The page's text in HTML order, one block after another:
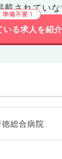
載されてい
いる求人を紹
総合病院